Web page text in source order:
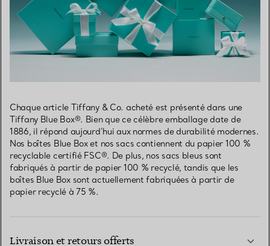
Chaque article Tiffany & Co. acheté est présenté dans une
Tiffany Blue Box®. Bien que ce célèbre emballage date de
1886, il répond aujourd’hui aux normes de durabilité modernes.
Nos boîtes Blue Box et nos sacs contiennent du papier 100 %
recyclable certifié FSC®. De plus, nos sacs bleus sont
fabriqués à partir de papier 100 % recyclé, tandis que les
boîtes Blue Box sont actuellement fabriquées à partir de
papier recyclé à 75 %.
Livraison et retours offerts